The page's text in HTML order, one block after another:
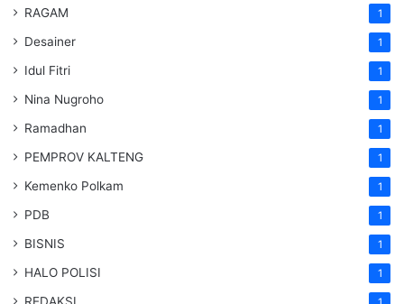
RAGAM 1
Desainer 1
Idul Fitri 1
Nina Nugroho 1
Ramadhan 1
PEMPROV KALTENG 1
Kemenko Polkam 1
PDB 1
BISNIS 1
HALO POLISI 1